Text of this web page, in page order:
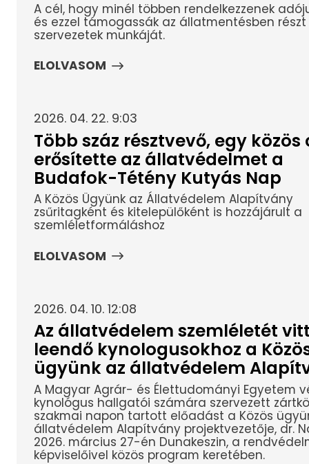
A cél, hogy minél többen rendelkezzenek
és ezzel támogassák az állatmentésben
szervezetek munkáját.
ELOLVASOM
2026. 04. 22. 9:03
Több száz résztvevő, egy közös
erősítette az állatvédelmet a
Budafok-Tétény Kutyás Nap
A Közös Ügyünk az Állatvédelem Alapítvány
zsűritagként és kitelepülőként is hozzájárult a
szemléletformáláshoz
ELOLVASOM
2026. 04. 10. 12:08
Az állatvédelem szemléletét
leendő kynologusokhoz a
ügyünk az állatvédelem
A Magyar Agrár- és Élettudományi Egyetem
kynológus hallgatói számára szervezett
szakmai napon tartott előadást a Közös
állatvédelem Alapítvány projektvezetője, dr.
2026. március 27-én Dunakeszin, a
képviselőivel közös program keretében.